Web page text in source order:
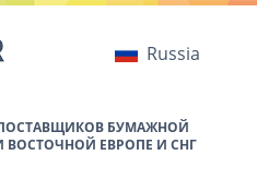
Russia
БУМАЖНОЙ
ЕВРОПЕ И СНГ